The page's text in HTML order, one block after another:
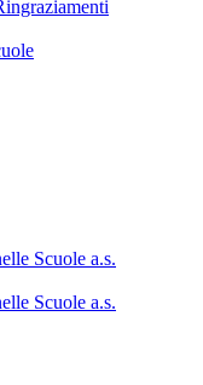
Scuole a.s.
Scuole a.s.